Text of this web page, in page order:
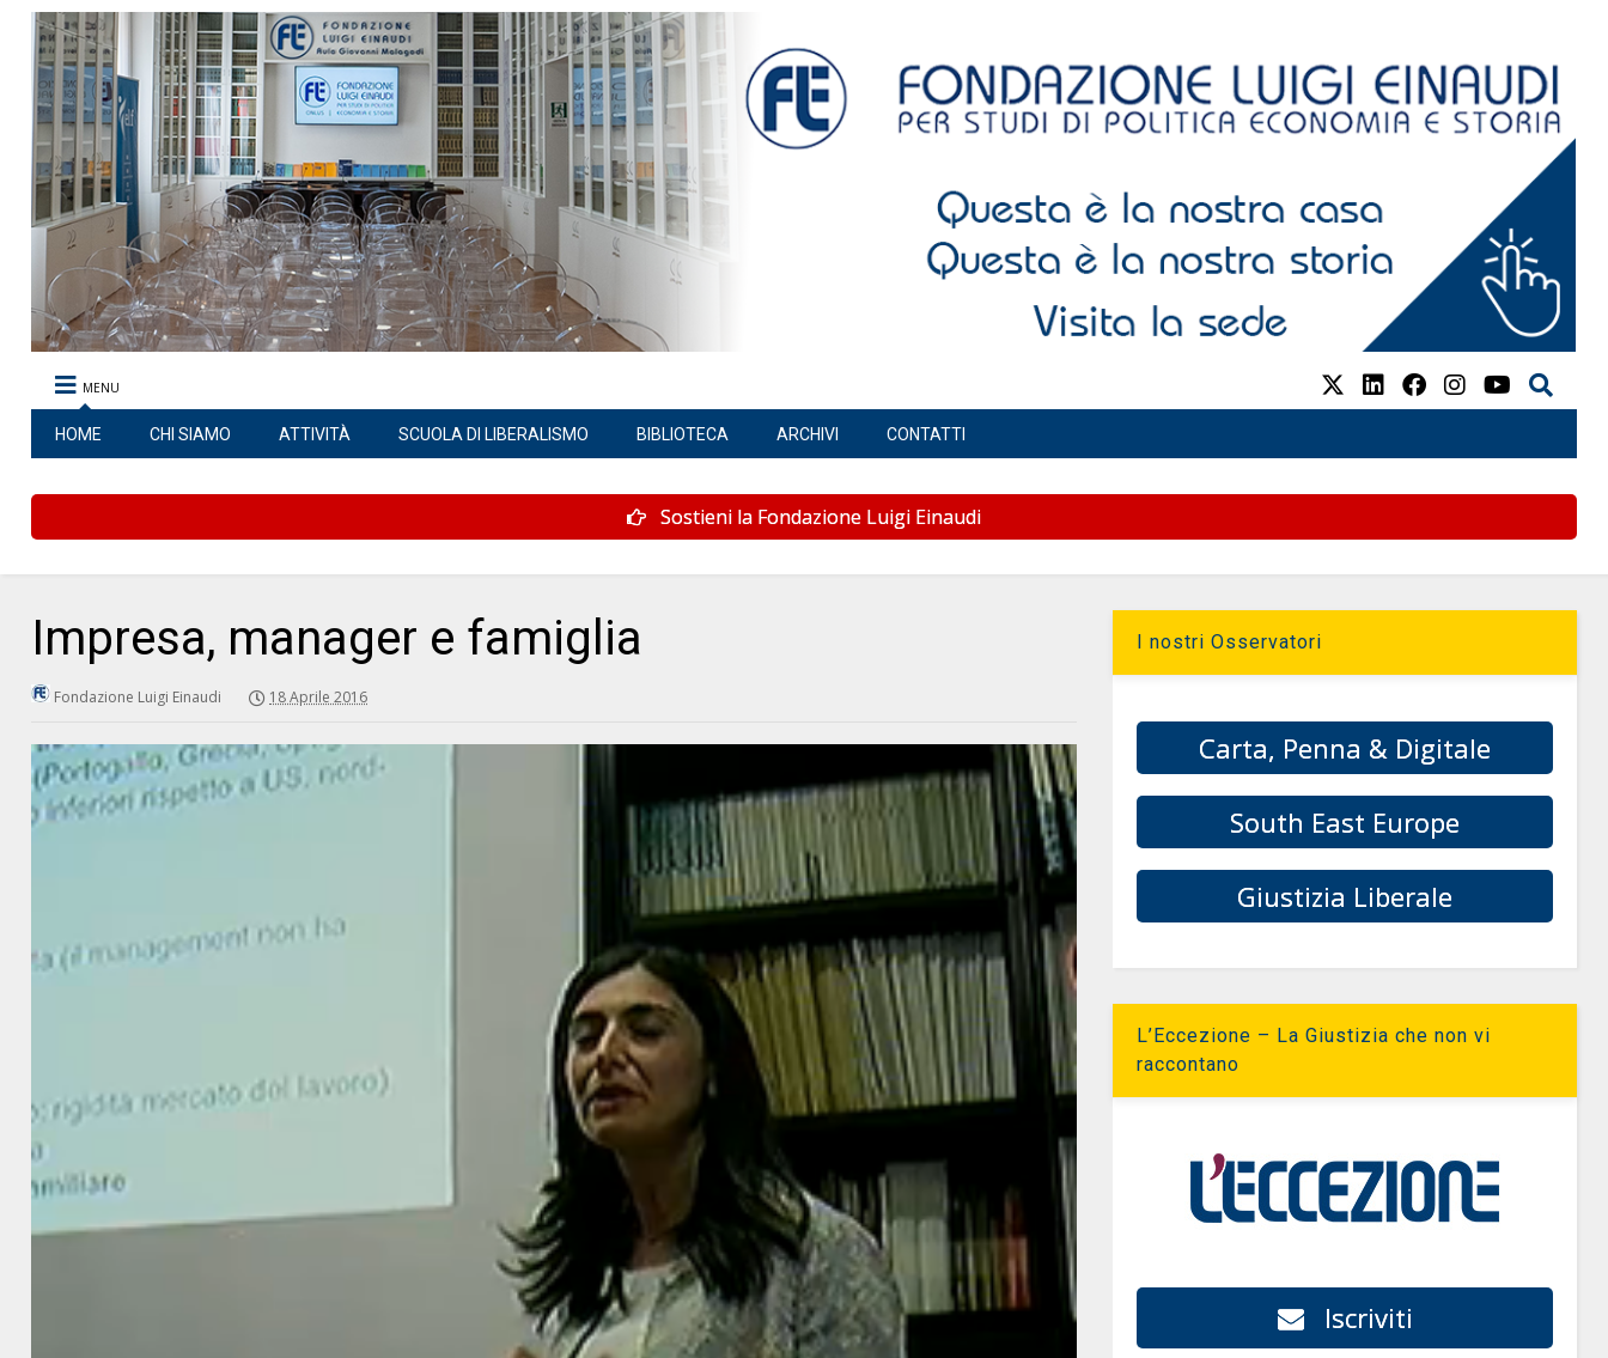
MENU
HOME CHI SIAMO ATTIVITÀ SCUOLA DI LIBERALISMO BIBLIOTECA ARCHIVI CONTATTI
Sostieni la Fondazione Luigi Einaudi
Impresa, manager e famiglia
Fondazione Luigi Einaudi 18 Aprile 2016
I nostri Osservatori
Carta, Penna & Digitale
South East Europe
Giustizia Liberale
L’Eccezione – La Giustizia che non vi
raccontano
Iscriviti